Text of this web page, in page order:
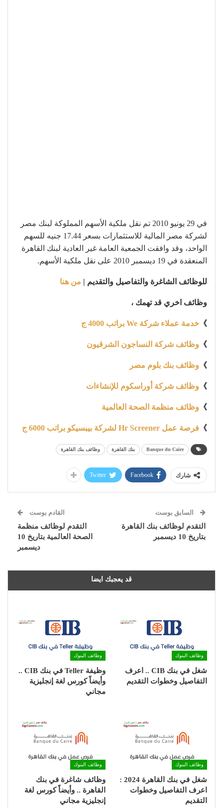
في 29 يونيو 2010 تم نقل ملكية الأسهم المملوكة لبنك مصر
لشركة مصر المالية للاستثمارات بسعر 17.44 جنيه للسهم
الواحد، وقد وافقت الجمعية العامة غير العادية لبنك القاهرة
المنعقدة في 19 ديسمبر 2010 على نقل ملكية الأسهم.
للوظائف الشاغرة والتفاصيل والتقديم | من هنا
وظائف اخري قد تهمك ،
》 خدمة عملاء شركة We براتب 4000 ج
》 وظائف شركة النساجون الشرقيون
》 وظائف بنك بلوم مصر
》 وظائف شركة أوراسكوم للإنشاءات
》 وظائف منظمة الصحة العالمية
》 فرصة عمل Hr Screener لشركة بيبسيكو براتب 6000 ج
Banque du Caire بنك القاهرة وظائف بنك القاهرة
شارك Facebook
Twitter
السابق بوست
التقدم لوظائف بنك القاهرة
بتاريخ 10 ديسمبر
القادم بوست
التقدم لوظائف منظمة
الصحة العالمية بتاريخ 10
ديسمبر
قد يعجبك ايضا
وظائف البنوك
شغل في بنك CIB .. اعرف
التفاصيل وخطوات التقديم
وظائف البنوك
وظيفة Teller في بنك CIB ..
وأيضاً كورس لغة إنجليزية
مجاني
وظائف البنوك
شغل في بنك القاهرة 2024 :
اعرف التفاصيل وخطوات
التقديم
وظائف البنوك
وظائف شاغرة في بنك
القاهرة .. وأيضاً كورس لغة
إنجليزية مجاني